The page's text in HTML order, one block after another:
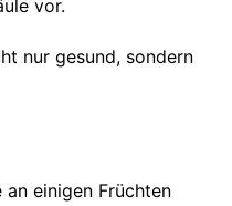
vor.
nur gesund, sondern
an einigen Früchten